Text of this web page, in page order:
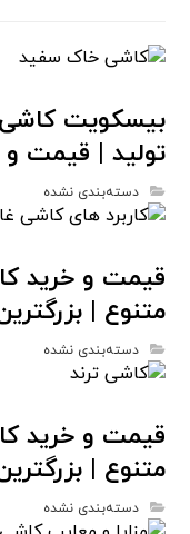
بیسکویت
تولید | قیمت و
دسته‌بندی نشده
قیمت و خرید
متنوع |
دسته‌بندی نشده
قیمت و خرید
متنوع |
دسته‌بندی نشده